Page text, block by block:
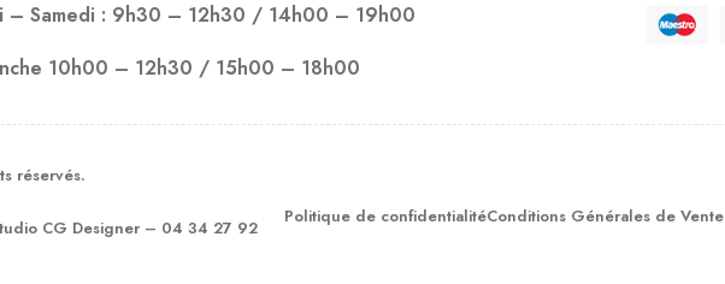
– Samedi : 9h30 – 12h30 / 14h00 – 19h00
10h00 – 12h30 / 15h00 – 18h00
réservés.
CG Designer – 04 34 27 92
Politique de confidentialitéConditions Générales de Vente